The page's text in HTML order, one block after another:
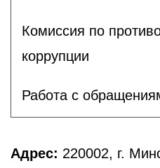
Комиссия по
коррупции
Работа с
Адрес: 220002, г.